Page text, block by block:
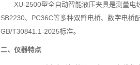
XU-2500型全自动智能液压夹具是测量电线
SB2230、PC36C等多种双臂电桥、数字电桥
GB/T30841.1-2025标准。
二、仪器特点